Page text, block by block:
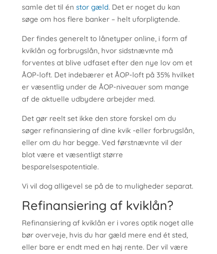
samle det til én stor gæld. Det er noget du kan
søge om hos flere banker – helt uforpligtende.
Der findes generelt to lånetyper online, i form af
kviklån og forbrugslån, hvor sidstnævnte må
forventes at blive udfaset efter den nye lov om et
ÅOP-loft. Det indebærer et ÅOP-loft på 35% hvilket
er væsentlig under de ÅOP-niveauer som mange
af de aktuelle udbydere arbejder med.
Det gør reelt set ikke den store forskel om du
søger refinansiering af dine kvik -eller forbrugslån,
eller om du har begge. Ved førstnævnte vil der
blot være et væsentligt større
besparelsespotentiale.
Vi vil dog alligevel se på de to muligheder separat.
Refinansiering af kviklån?
Refinansiering af kviklån er i vores optik noget alle
bør overveje, hvis du har gæld mere end ét sted,
eller bare er endt med en høj rente. Der vil være